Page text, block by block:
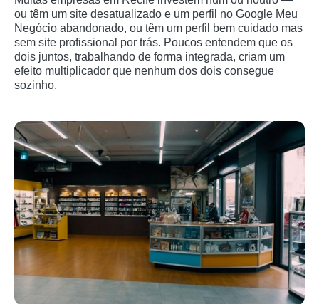
ou têm um site desatualizado e um perfil no Google Meu
Negócio abandonado, ou têm um perfil bem cuidado mas
sem site profissional por trás. Poucos entendem que os
dois juntos, trabalhando de forma integrada, criam um
efeito multiplicador que nenhum dos dois consegue
sozinho.